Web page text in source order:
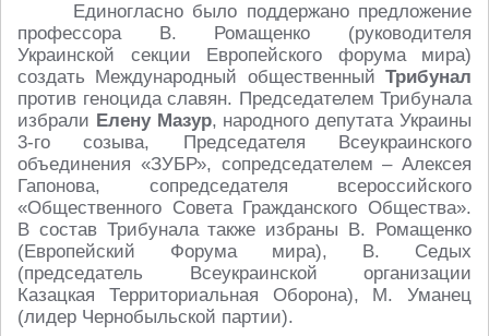
Единогласно было поддержано предложение
профессора В. Ромащенко (руководителя
Украинской секции Европейского форума мира)
создать Международный общественный Трибунал
против геноцида славян. Председателем Трибунала
избрали Елену Мазур, народного депутата Украины
3-го созыва, Председателя Всеукраинского
объединения «ЗУБР», сопредседателем – Алексея
Гапонова, сопредседателя всероссийского
«Общественного Совета Гражданского Общества».
В состав Трибунала также избраны В. Ромащенко
(Европейский Форума мира), В. Седых
(председатель Всеукраинской организации
Казацкая Территориальная Оборона), М. Уманец
(лидер Чернобыльской партии).